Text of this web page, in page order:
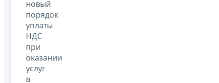
новый
порядок
уплаты
НДС
при
оказании
услуг
в